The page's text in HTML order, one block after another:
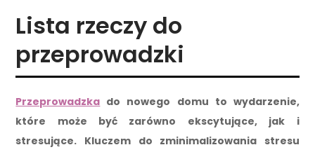
Lista rzeczy do
przeprowadzki
Przeprowadzka do nowego domu to wydarzenie,
które może być zarówno ekscytujące, jak i
stresujące. Kluczem do zminimalizowania stresu